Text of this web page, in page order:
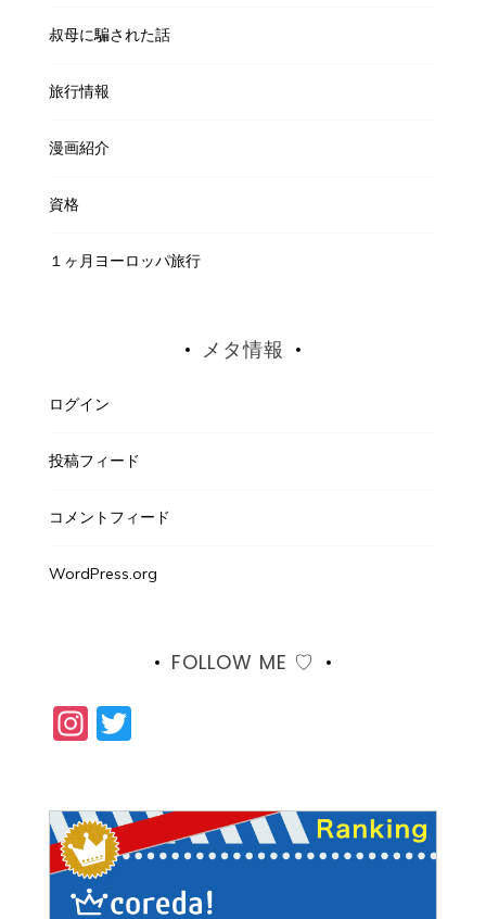
叔母に騙された話
旅行情報
漫画紹介
資格
１ヶ月ヨーロッパ旅行
メタ情報
ログイン
投稿フィード
コメントフィード
WordPress.org
FOLLOW ME ♡
Instagram
Twitter